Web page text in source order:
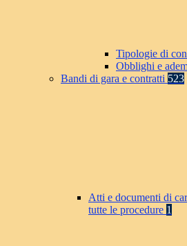
Tipologie di
Obblighi e
Bandi di gara e contratti 523
Atti e documenti di
tutte le procedure 1